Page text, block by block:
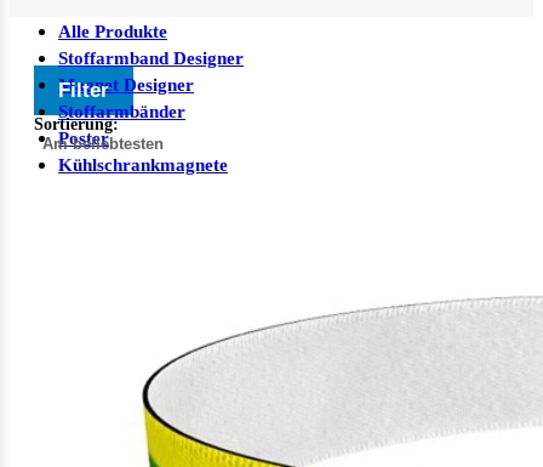
Alle Produkte
Stoffarmband Designer
Magnet Designer
Stoffarmbänder
Poster
Kühlschrankmagnete
Filter
Sortierung: